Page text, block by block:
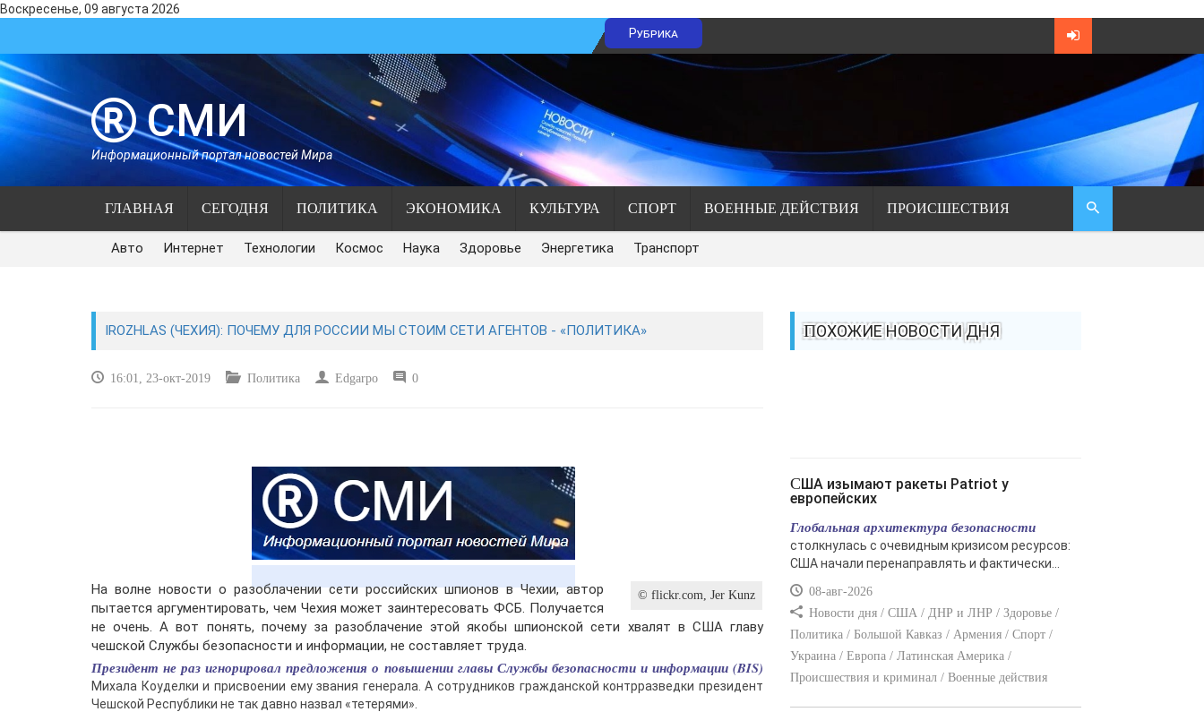
Воскресенье, 09 августа 2026
Рубрика
СМИ
Информационный портал новостей Мира
ГЛАВНАЯ СЕГОДНЯ ПОЛИТИКА ЭКОНОМИКА КУЛЬТУРА СПОРТ ВОЕННЫЕ ДЕЙСТВИЯ ПРОИСШЕСТВИЯ
Авто Интернет Технологии Космос Наука Здоровье Энергетика Транспорт
IROZHLAS (ЧЕХИЯ): ПОЧЕМУ ДЛЯ РОССИИ МЫ СТОИМ СЕТИ АГЕНТОВ - «ПОЛИТИКА»
16:01, 23-окт-2019 Политика Edgarpo 0
© flickr.com, Jer Kunz
На волне новости о разоблачении сети российских шпионов в Чехии, автор
пытается аргументировать, чем Чехия может заинтересовать ФСБ. Получается
не очень. А вот понять, почему за разоблачение этой якобы шпионской сети хвалят в США главу
чешской Службы безопасности и информации, не составляет труда.
Президент не раз игнорировал предложения о повышении главы Службы безопасности и информации (BIS)
Михала Коуделки и присвоении ему звания генерала. А сотрудников гражданской контрразведки президент
Чешской Республики не так давно назвал «тетерями».
ПОХОЖИЕ НОВОСТИ ДНЯ
США изымают ракеты Patriot у
европейских
Глобальная архитектура безопасности
столкнулась с очевидным кризисом ресурсов:
США начали перенаправлять и фактически...
08-авг-2026
Новости дня / США / ДНР и ЛНР / Здоровье /
Политика / Большой Кавказ / Армения / Спорт /
Украина / Европа / Латинская Америка /
Происшествия и криминал / Военные действия